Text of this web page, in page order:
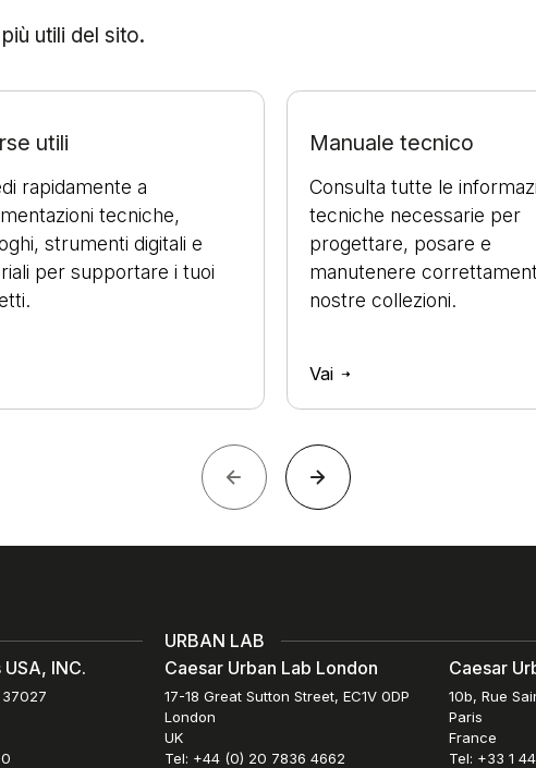
utili del sito.
utili
rapidamente a
tecniche,
strumenti digitali e
per supportare i tuoi
Manuale tecnico
Consulta tutte le
tecniche necessarie per
progettare, posare e
manutenere
nostre collezioni.
Vai
INC.
URBAN LAB
Caesar Urban Lab London
17-18 Great Sutton Street, EC1V 0DP
London
UK
Tel: +44 (0) 20 7836 4662
Caesar
10b, Rue
Paris
France
Tel: +33 1